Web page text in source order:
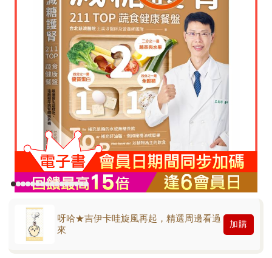
呀哈★吉伊卡哇旋風再起，精選周邊看過
來
加購